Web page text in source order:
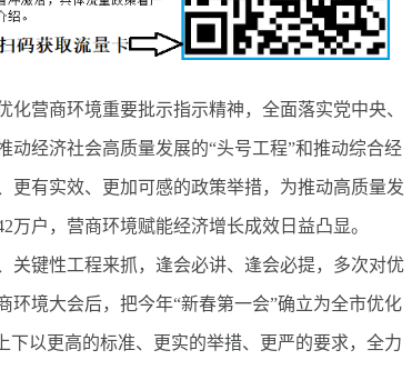
营商环境重要批示指示精神，全面落实党中央、
动经济社会高质量发展的“头号工程”和推动综合经
更有实效、更加可感的政策举措，为推动高质量发
户，营商环境赋能经济增长成效日益凸显。
键性工程来抓，逢会必讲、逢会必提，多次对优
境大会后，把今年“新春第一会”确立为全市优化
下以更高的标准、更实的举措、更严的要求，全力